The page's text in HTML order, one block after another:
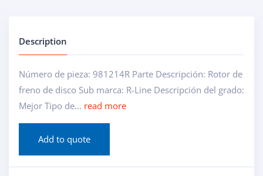
Description
Número de pieza: 981214R Parte Descripción: Rotor de
freno de disco Sub marca: R-Line Descripción del grado:
Mejor Tipo de... read more
Add to quote